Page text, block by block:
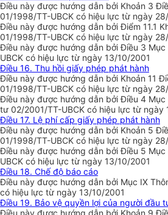
Điều này được hướng dẫn bởi Khoản 3
01/1998/TT-UBCK có hiệu lực từ ngày
Điều này được hướng dẫn bởi Điểm 11.1
01/1998/TT-UBCK có hiệu lực từ ngày
Điều này được hướng dẫn bởi Điều 3
UBCK có hiệu lực từ ngày 13/10/2001
Điều 16. Thu hồi giấy phép phát hành
Điều này được hướng dẫn bởi Khoản 11
01/1998/TT-UBCK có hiệu lực từ ngày
Điều này được hướng dẫn bởi Điều 4 Mục
tư 02/2001/TT-UBCK có hiệu lực từ ngày
Điều 17. Lệ phí cấp giấy phép phát hành
Điều này được hướng dẫn bởi Khoản 5
01/1998/TT-UBCK có hiệu lực từ ngày
Điều này được hướng dẫn bởi Điều 5
UBCK có hiệu lực từ ngày 13/10/2001
Điều 18. Chế độ báo cáo
Điều này được hướng dẫn bởi Mục IX
có hiệu lực từ ngày 13/10/2001
Điều 19. Bảo vệ quyền lợi của người đầu
Điều này được hướng dẫn bởi Khoản 9